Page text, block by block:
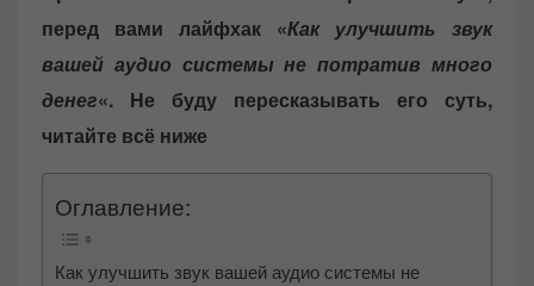
перед вами лайфхак «Как улучшить звук
вашей аудио системы не потратив много
денег«. Не буду пересказывать его суть,
читайте всё ниже
Оглавление:
Как улучшить звук вашей аудио системы не